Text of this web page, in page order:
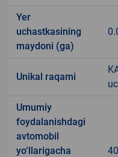
Yer
uchastkasining
maydoni (ga)
Unikal raqami
Umumiy
foydalanishdagi
avtomobil
yo‘llarigacha
40